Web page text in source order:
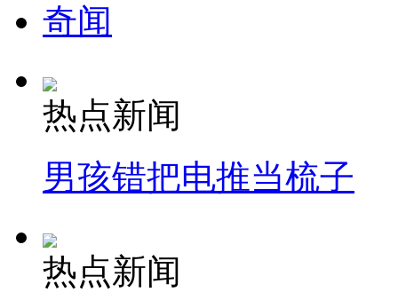
纽约上演“枕头大战”
司机酒驾遇交警 急速倒车逃窜
奇闻
热点新闻
男孩错把电推当梳子
热点新闻